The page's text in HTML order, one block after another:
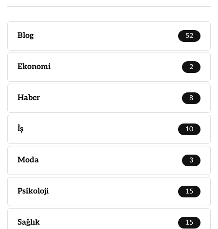
Blog 52
Ekonomi 2
Haber 8
İş 10
Moda 3
Psikoloji 15
Sağlık 15